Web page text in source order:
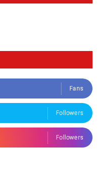
Fans
Followers
Followers